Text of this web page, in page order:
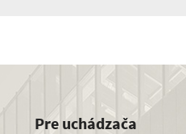
Pre uchádzača